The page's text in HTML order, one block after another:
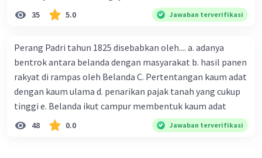
35 5.0 Jawaban terverifikasi
Perang Padri tahun 1825 disebabkan oleh.... a. adanya
bentrok antara belanda dengan masyarakat b. hasil panen
rakyat di rampas oleh Belanda C. Pertentangan kaum adat
dengan kaum ulama d. penarikan pajak tanah yang cukup
tinggi e. Belanda ikut campur membentuk kaum adat
48 0.0 Jawaban terverifikasi